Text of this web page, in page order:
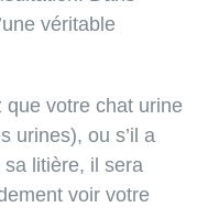
véritable
que votre chat urine
urines), ou s’il a
litière, il sera
voir votre